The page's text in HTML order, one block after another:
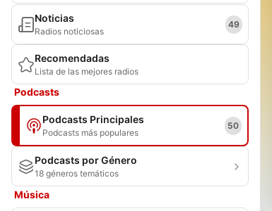
Noticias
Radios noticiosas
49
Recomendadas
Lista de las mejores radios
Podcasts
Podcasts Principales
Podcasts más populares
50
Podcasts por Género
18 géneros temáticos
Música